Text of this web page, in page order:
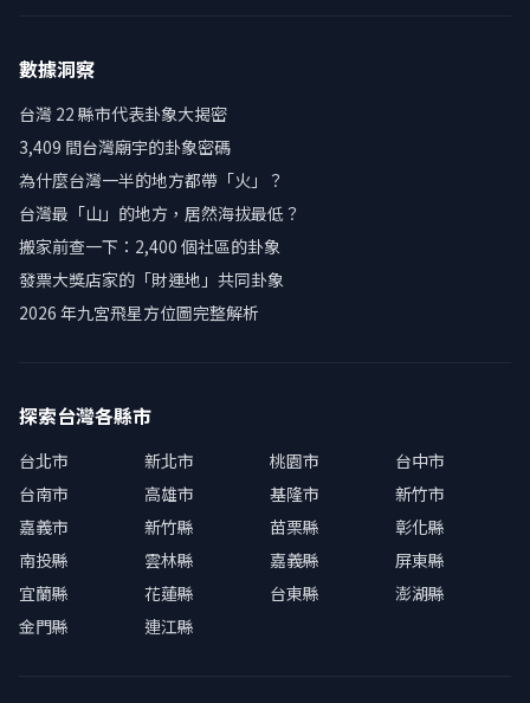
數據洞察
台灣 22 縣市代表卦象大揭密
3,409 間台灣廟宇的卦象密碼
為什麼台灣一半的地方都帶「火」？
台灣最「山」的地方，居然海拔最低？
搬家前查一下：2,400 個社區的卦象
發票大獎店家的「財運地」共同卦象
2026 年九宮飛星方位圖完整解析
探索台灣各縣市
台北市 新北市 桃園市
台中市
台南市
高雄市 基隆市
新竹市
嘉義市
新竹縣 苗栗縣
彰化縣
南投縣
雲林縣 嘉義縣
屏東縣
宜蘭縣
花蓮縣 台東縣
澎湖縣
金門縣
連江縣